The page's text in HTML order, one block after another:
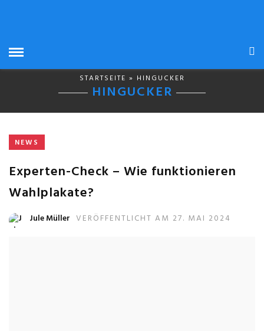
STARTSEITE » HINGUCKER
HINGUCKER
NEWS
Experten-Check – Wie funktionieren
Wahlplakate?
Jule Müller VERÖFFENTLICHT AM 27. MAI 2024